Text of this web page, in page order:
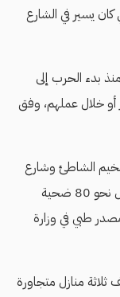
كان يسير في الشارع
بدء الحرب إلى
أو خلال عملهم، وفق
مخيم الشاطئ وشارع
الجلاء وتل الهوى وحي الدرج، ما أسفر عن وصول نحو 80 ضحية
طبي في وزارة
ثلاثة منازل متجاورة